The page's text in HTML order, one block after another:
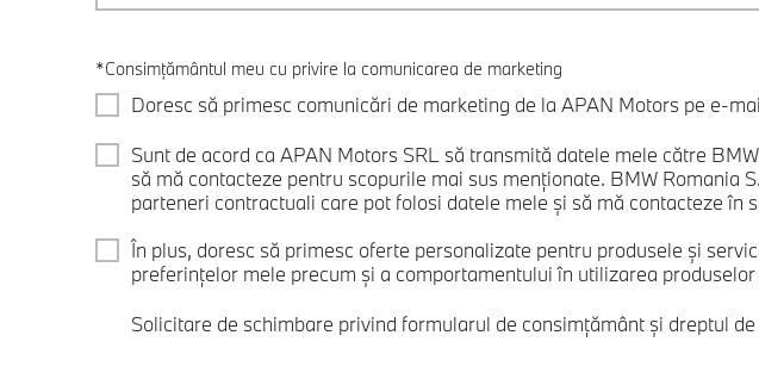
*Consimțământul meu cu privire la comunicarea de marketing
Doresc să primesc comunicări de marketing de la APAN Motors pe e-
Sunt de acord ca APAN Motors SRL să transmită datele mele către
să mă contacteze pentru scopurile mai sus menționate. BMW
parteneri contractuali care pot folosi datele mele și să mă contacteze
În plus, doresc să primesc oferte personalizate pentru produsele și
preferințelor mele precum și a comportamentului în utilizarea
Solicitare de schimbare privind formularul de consimțământ și dreptul